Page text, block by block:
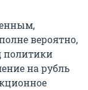
вероятно,
политики
на рубль